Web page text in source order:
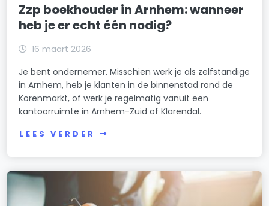
Zzp boekhouder in Arnhem: wanneer
heb je er echt één nodig?
16 maart 2026
Je bent ondernemer. Misschien werk je als zelfstandige
in Arnhem, heb je klanten in de binnenstad rond de
Korenmarkt, of werk je regelmatig vanuit een
kantoorruimte in Arnhem-Zuid of Klarendal.
LEES VERDER